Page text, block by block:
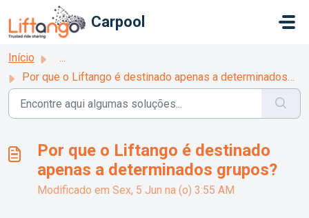
Ir para o conteúdo principal
Carpool
Início
...
Por que o Liftango é destinado apenas a determinados grupos?
Por que o Liftango é destinado
apenas a determinados grupos?
Modificado em Sex, 5 Jun na (o) 3:55 AM